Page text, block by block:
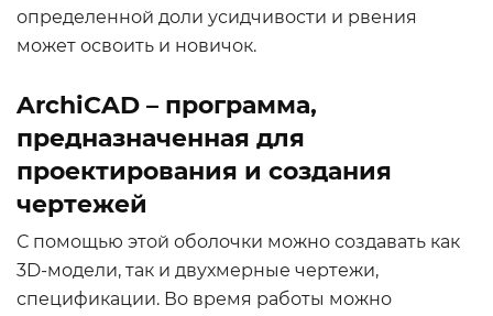
определенной доли усидчивости и рвения
может освоить и новичок.
ArchiCAD – программа,
предназначенная для
проектирования и создания
чертежей
С помощью этой оболочки можно создавать как
3D-модели, так и двухмерные чертежи,
спецификации. Во время работы можно